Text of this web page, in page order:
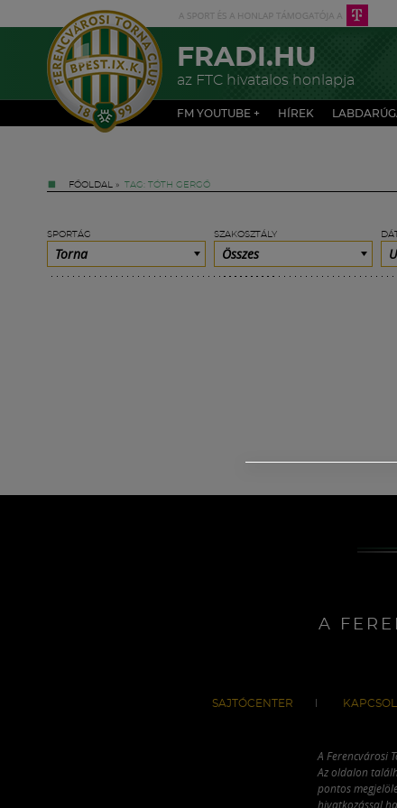
FRADI.HU
az FTC hivatalos honlapja
FM YOUTUBE + HÍREK
FŐOLDAL » TAG: TÓTH GERGŐ
SPORTÁG
Torna
SZAKOSZTÁLY
Összes
A
SAJTÓCENTER
A Ferencvárosi
Az oldalon
pontos
hivatkozással